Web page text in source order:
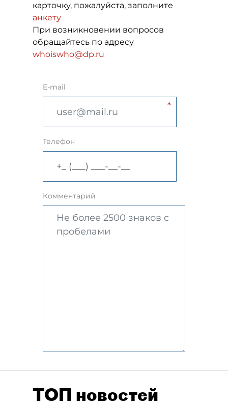
карточку, пожалуйста, заполните
анкету
При возникновении вопросов
обращайтесь по адресу
whoiswho@dp.ru
E-mail
Телефон
Комментарий
ТОП новостей